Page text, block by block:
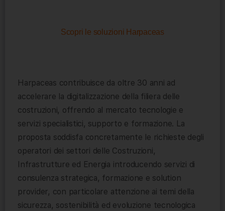
Scopri le soluzioni Harpaceas
Harpaceas contribuisce da oltre 30 anni ad
accelerare la digitalizzazione della filiera delle
costruzioni, offrendo al mercato tecnologie e
servizi specialistici, supporto e formazione. La
proposta soddisfa concretamente le richieste degli
operatori dei settori delle Costruzioni,
Infrastrutture ed Energia introducendo servizi di
consulenza strategica, formazione e solution
provider, con particolare attenzione ai temi della
sicurezza, sostenibilità ed evoluzione tecnologica